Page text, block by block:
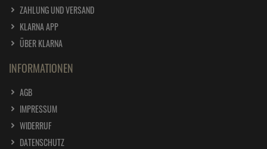
ZAHLUNG UND VERSAND
KLARNA APP
ÜBER KLARNA
INFORMATIONEN
AGB
IMPRESSUM
WIDERRUF
DATENSCHUTZ